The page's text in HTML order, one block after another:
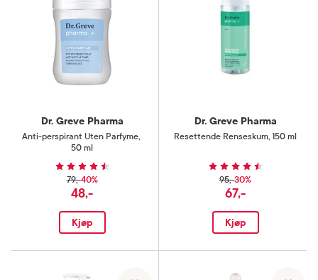
Dr. Greve Pharma
Anti-perspirant Uten Parfyme,
50 ml
79,-40%
48,-
Kjøp
Dr. Greve Pharma
Resettende Renseskum, 150 ml
95,-30%
67,-
Kjøp